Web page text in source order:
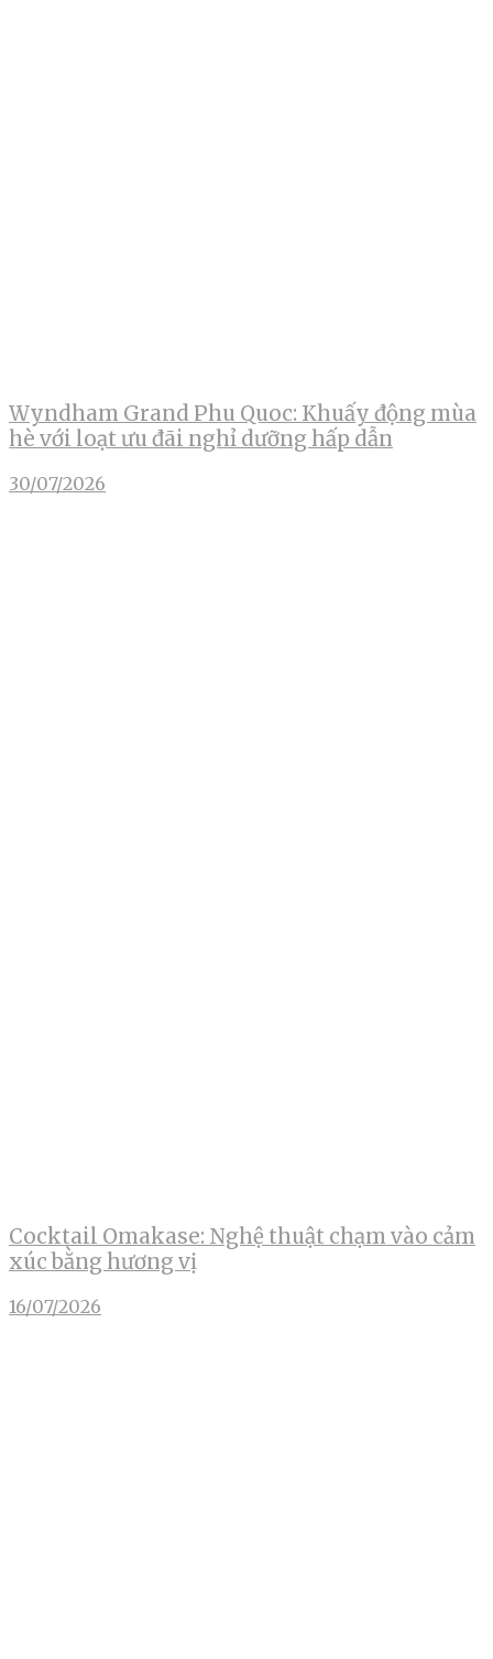
Wyndham Grand Phu Quoc: Khuấy động mùa
hè với loạt ưu đãi nghỉ dưỡng hấp dẫn
30/07/2026
Cocktail Omakase: Nghệ thuật chạm vào cảm
xúc bằng hương vị
16/07/2026